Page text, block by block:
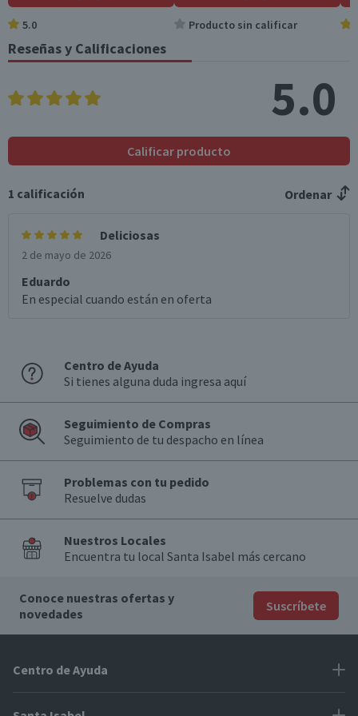
Azúcares totales
(g)
10,1
*Ingesta de referencia de un adulto promedio (8400 kj / 2000 kcal)
5.0 Producto sin calificar
Reseñas y Calificaciones
5.0
Calificar producto
1 calificación Ordenar
Deliciosas
2 de mayo de 2026
Eduardo
En especial cuando están en oferta
Centro de Ayuda
Si tienes alguna duda ingresa aquí
Seguimiento de Compras
Seguimiento de tu despacho en línea
Problemas con tu pedido
Resuelve dudas
Nuestros Locales
Encuentra tu local Santa Isabel más cercano
Conoce nuestras ofertas y
novedades
Suscríbete
Centro de Ayuda
Problemas con tu pedido